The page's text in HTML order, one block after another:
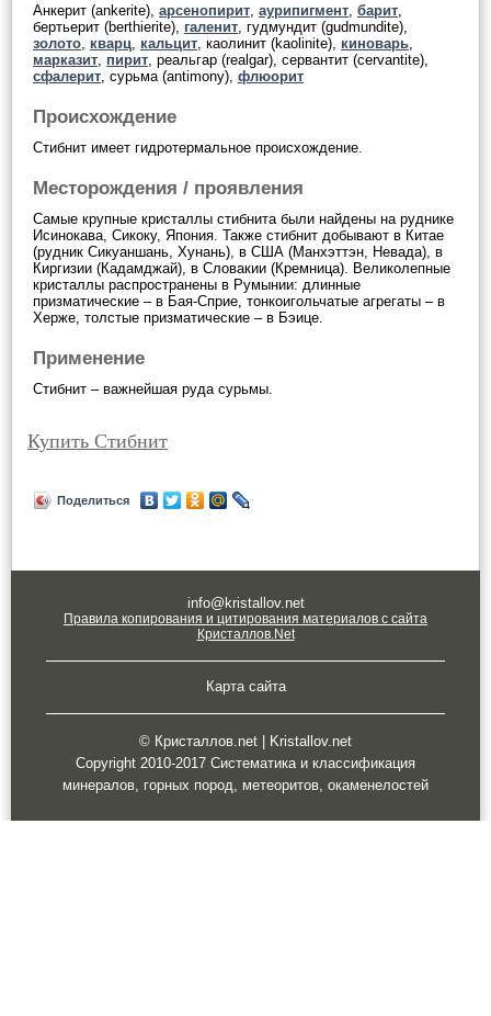
Анкерит (ankerite), арсенопирит аурипигмент барит
бертьерит (berthierite), галенит , гудмундит (gudmundite),
золото кварц кальцит , каолинит (kaolinite), киноварь
марказит пирит , реальгар (realgar), сервантит (cervantite),
сфалерит , сурьма (antimony), флюорит
Происхождение
Стибнит имеет гидротермальное происхождение.
Месторождения / проявления
Самые крупные кристаллы стибнита были найдены на руднике
Исинокава, Сикоку, Япония. Также стибнит добывают в Китае
(рудник Сикуаншань, Хунань), в США (Манхэттэн, Невада), в
Киргизии (Кадамджай), в Словакии (Кремница). Великолепные
кристаллы распространены в Румынии: длинные
призматические – в Бая-Сприе, тонкоигольчатые агрегаты – в
Херже, толстые призматические – в Бэице.
Применение
Стибнит – важнейшая руда сурьмы.
Купить Стибнит
Поделиться
info@kristallov.net
Правила копирования и цитирования материалов с сайта
Кристаллов.Net
Карта сайта
© Кристаллов.net | Kristallov.net
Copyright 2010-2017 Систематика и классификация
минералов, горных пород, метеоритов, окаменелостей